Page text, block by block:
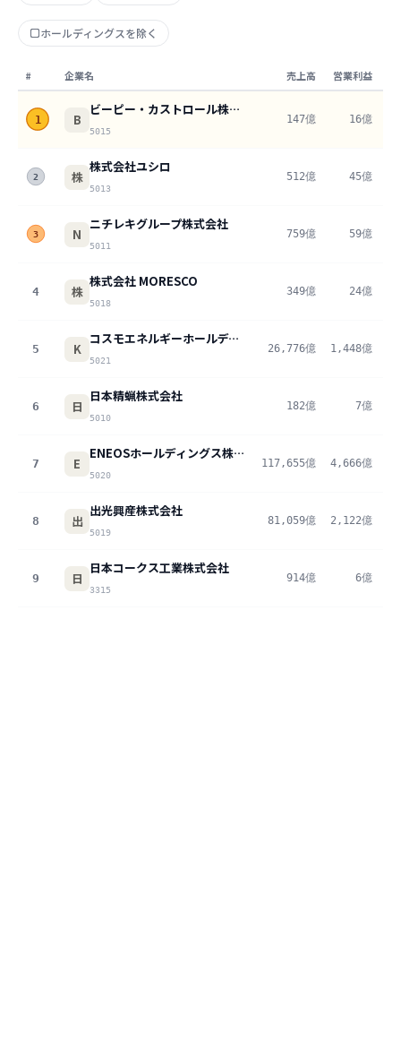
ホールディングスを除く
# 企業名 売上高 営業利益
1 B
ビーピー・カストロール株式会社
5015
147億 16億
2 株
株式会社ユシロ
5013
512億 45億
3 N
ニチレキグループ株式会社
5011
759億 59億
4 株
株式会社 MORESCO
5018
349億 24億
5 K
コスモエネルギーホールディングス株式会社
5021
26,776億 1,448億
6 日
日本精蝋株式会社
5010
182億 7億
7 E
ENEOSホールディングス株式会社
5020
117,655億 4,666億
8 出
出光興産株式会社
5019
81,059億 2,122億
9 日
日本コークス工業株式会社
3315
914億 6億